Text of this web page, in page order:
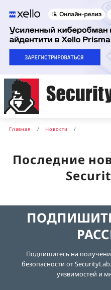
Главная Новости
Последние
Подпишитесь на
безопасности от
уязвимостей и